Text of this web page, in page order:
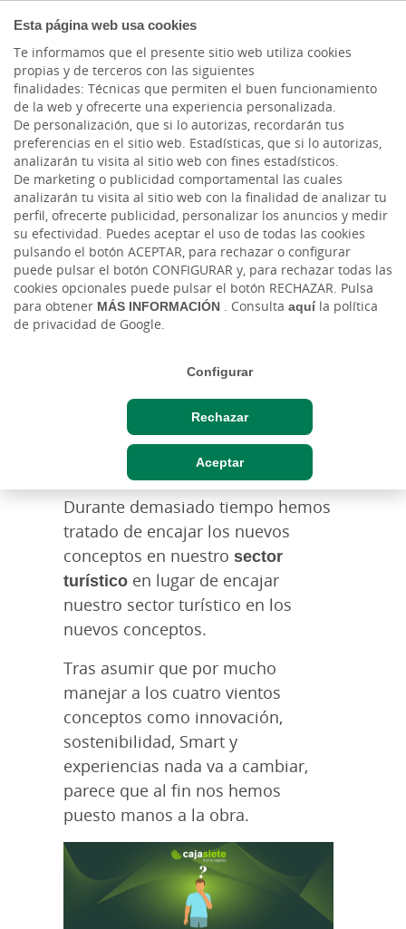
Esta página web usa cookies
Te informamos que el presente sitio web utiliza cookies
propias y de terceros con las siguientes
finalidades: Técnicas que permiten el buen funcionamiento
de la web y ofrecerte una experiencia personalizada.
De personalización, que si lo autorizas, recordarán tus
preferencias en el sitio web. Estadísticas, que si lo autorizas,
analizarán tu visita al sitio web con fines estadísticos.
De marketing o publicidad comportamental las cuales
analizarán tu visita al sitio web con la finalidad de analizar tu
perfil, ofrecerte publicidad, personalizar los anuncios y medir
su efectividad. Puedes aceptar el uso de todas las cookies
pulsando el botón ACEPTAR, para rechazar o configurar
puede pulsar el botón CONFIGURAR y, para rechazar todas las
cookies opcionales puede pulsar el botón RECHAZAR. Pulsa
para obtener MÁS INFORMACIÓN . Consulta aquíla política
de privacidad de Google.
Configurar
Rechazar
Aceptar
Actualidad
¿Qué cliente quieres tú?
Mar, 26/07/2022 - 12:00
Durante demasiado tiempo hemos
tratado de encajar los nuevos
conceptos en nuestro sector
turístico en lugar de encajar
nuestro sector turístico en los
nuevos conceptos.
Tras asumir que por mucho
manejar a los cuatro vientos
conceptos como innovación,
sostenibilidad, Smart y
experiencias nada va a cambiar,
parece que al fin nos hemos
puesto manos a la obra.